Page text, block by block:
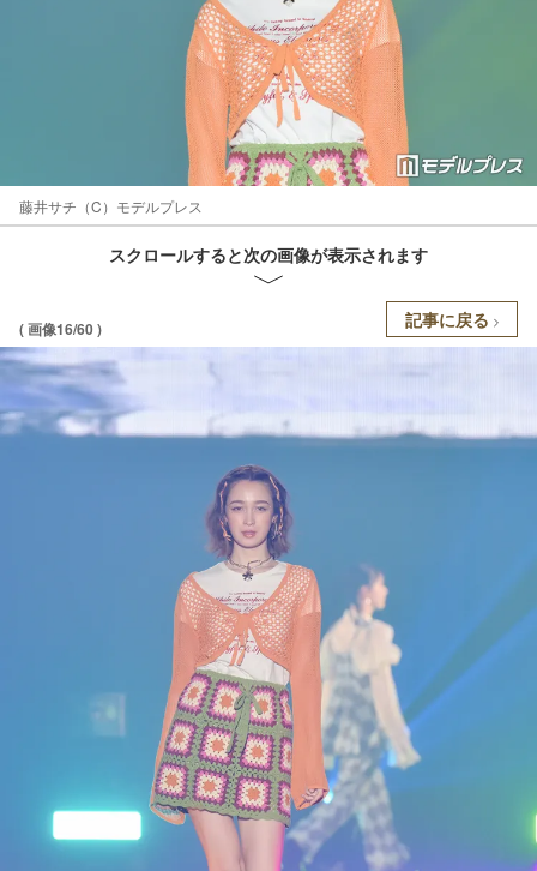
藤井サチ（C）モデルプレス
スクロールすると次の画像が表示されます
( 画像16/60 ) 記事に戻る